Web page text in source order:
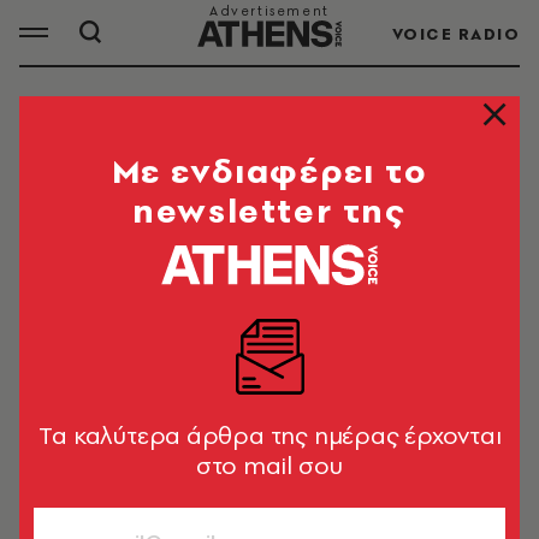
VOICE RADIO
ΚΡΙΣΤΙΑΝΟ ΡΟΝΑΛΝΤO
Ο Κριστιάνο Ρονάλντo ντος Σάντος Αβέιρο
(Cristiano Ronaldo) είναι Πορτογάλος
ποδοσφαιριστής. Αγωνίζεται για τη Γιουβέντους
ΦΚ και την εθνική Πορτογαλίας.
ΟΛΑ ΤΑ ΑΡΘΡΑ ΤΟΥ TAG
ΚΡΙΣΤΙΑΝΟ ΡΟΝΑΛΝΤO
Mε ενδιαφέρει το
newsletter της
Tα καλύτερα άρθρα της ημέρας έρχονται
στο mail σου